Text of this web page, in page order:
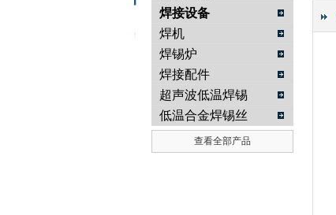
武汉提沃克科技有限公司
焊接设备
焊机
焊锡炉
焊接配件
超声波低温焊锡
低温合金焊锡丝
查看全部产品